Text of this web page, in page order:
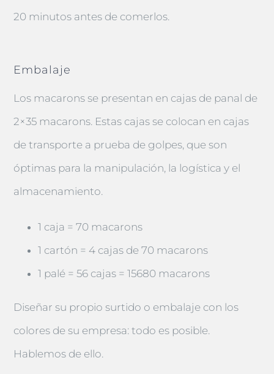
20 minutos antes de comerlos.
Embalaje
Los macarons se presentan en cajas de panal de
2×35 macarons. Estas cajas se colocan en cajas
de transporte a prueba de golpes, que son
óptimas para la manipulación, la logística y el
almacenamiento.
1 caja = 70 macarons
1 cartón = 4 cajas de 70 macarons
1 palé = 56 cajas = 15680 macarons
Diseñar su propio surtido o embalaje con los
colores de su empresa: todo es posible.
Hablemos de ello.